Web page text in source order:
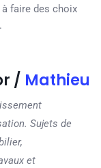
faire des choix
/ Mathieu
Sujets de
et